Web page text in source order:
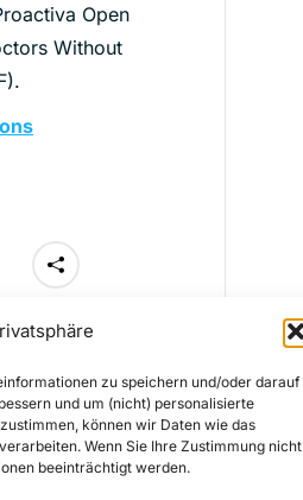
zu speichern und/oder darauf
und um (nicht) personalisierte
können wir Daten wie das
Wenn Sie Ihre Zustimmung nicht
beeinträchtigt werden.
Open
Without
NEXT
January